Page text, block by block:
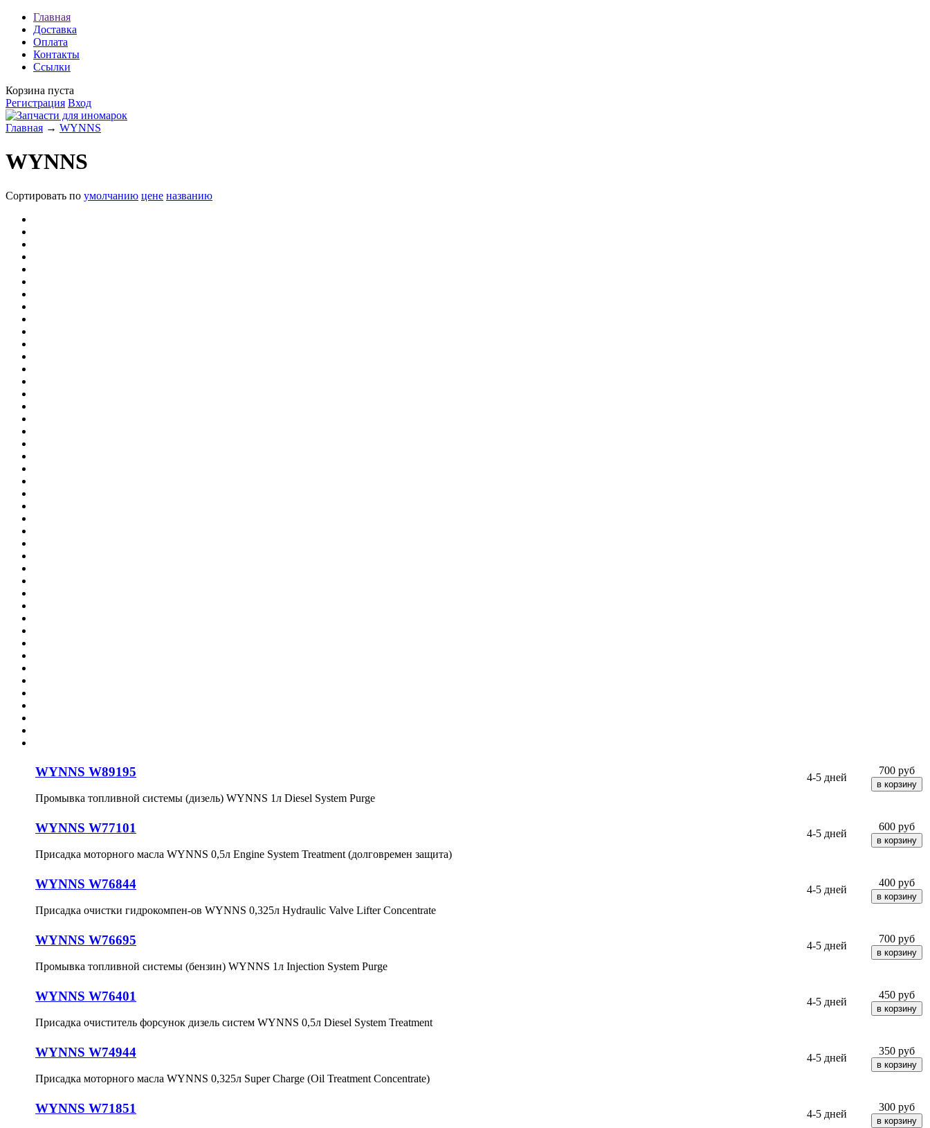
Главная
Доставка
Оплата
Контакты
Ссылки
Корзина пуста
Регистрация Вход
Главная → WYNNS
WYNNS
Сортировать по умолчанию цене названию
WYNNS W89195
Промывка топливной системы (дизель) WYNNS 1л Diesel System Purge
4-5 дней
700 руб
WYNNS W77101
Присадка моторного масла WYNNS 0,5л Engine System Treatment (долговремен защита)
4-5 дней
600 руб
WYNNS W76844
Присадка очистки гидрокомпен-ов WYNNS 0,325л Hydraulic Valve Lifter Concentrate
4-5 дней
400 руб
WYNNS W76695
Промывка топливной системы (бензин) WYNNS 1л Injection System Purge
4-5 дней
700 руб
WYNNS W76401
Присадка очиститель форсунок дизель систем WYNNS 0,5л Diesel System Treatment
4-5 дней
450 руб
WYNNS W74944
Присадка моторного масла WYNNS 0,325л Super Charge (Oil Treatment Concentrate)
4-5 дней
350 руб
WYNNS W71851 4-5 дней
300 руб